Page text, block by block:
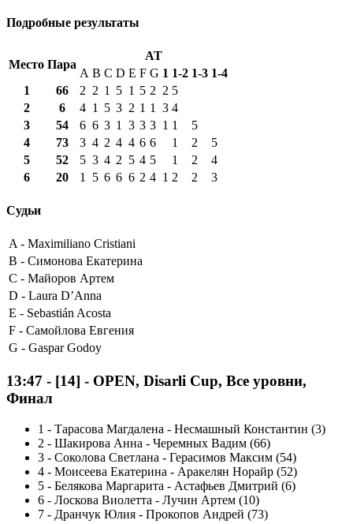
Подробные результаты
Место Пара
AT
A B C D E F G 1 1-2 1-3 1-4
1
66 2 2 1 5 1 5 2 2 5
2
6 4 1 5 3 2 1 1 3 4
3
54 6 6 3 1 3 3 3 1 1
5
4
73 3 4 2 4 4 6 6 1 2
5
5
52 5 3 4 2 5 4 5 1 2
4
6
20 1 5 6 6 6 2 4 1 2 2 3
Судьи
A - Maximiliano Cristiani
B - Симонова Екатерина
C - Майоров Артем
D - Laura D’Anna
E - Sebastián Acosta
F - Самойлова Евгения
G - Gaspar Godoy
13:47 - [14] - OPEN, Disarli Cup, Все уровни,
Финал
1 - Тарасова Магдалена - Несмашный Константин (3)
2 - Шакирова Анна - Черемных Вадим (66)
3 - Соколова Светлана - Герасимов Максим (54)
4 - Моисеева Екатерина - Аракелян Норайр (52)
5 - Белякова Маргарита - Астафьев Дмитрий (6)
6 - Лоскова Виолетта - Лучин Артем (10)
7 - Дранчук Юлия - Прокопов Андрей (73)